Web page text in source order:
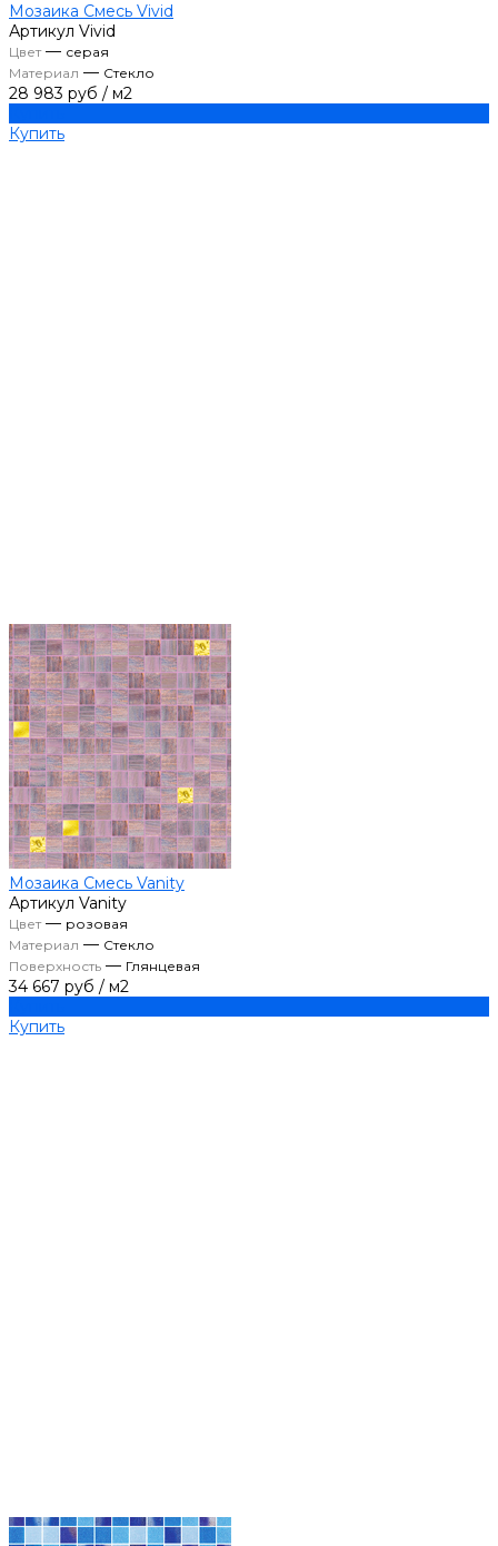
Мозаика Смесь Vivid
Артикул Vivid
Цвет— серая
Материал — Стекло
28 983 руб / м2
Купить
Мозаика Смесь Vanity
Артикул Vanity
Цвет— розовая
Материал — Стекло
Поверхность — Глянцевая
34 667 руб / м2
Купить